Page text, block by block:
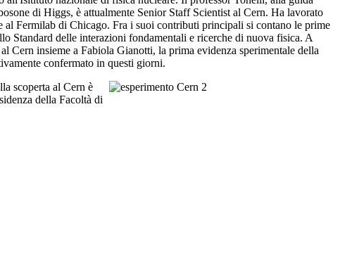
di Higgs, è attualmente Senior Staff Scientist al Cern. Ha lavorato
al Fermilab di Chicago. Fra i suoi contributi principali si contano le prime
Standard delle interazioni fondamentali e ricerche di nuova fisica. A
Cern insieme a Fabiola Gianotti, la prima evidenza sperimentale della
confermato in questi giorni.
scoperta al Cern è
della Facoltà di